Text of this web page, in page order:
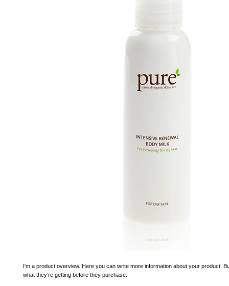
I'm a product overview. Here you can write more information about your product.
what they’re getting before they purchase.